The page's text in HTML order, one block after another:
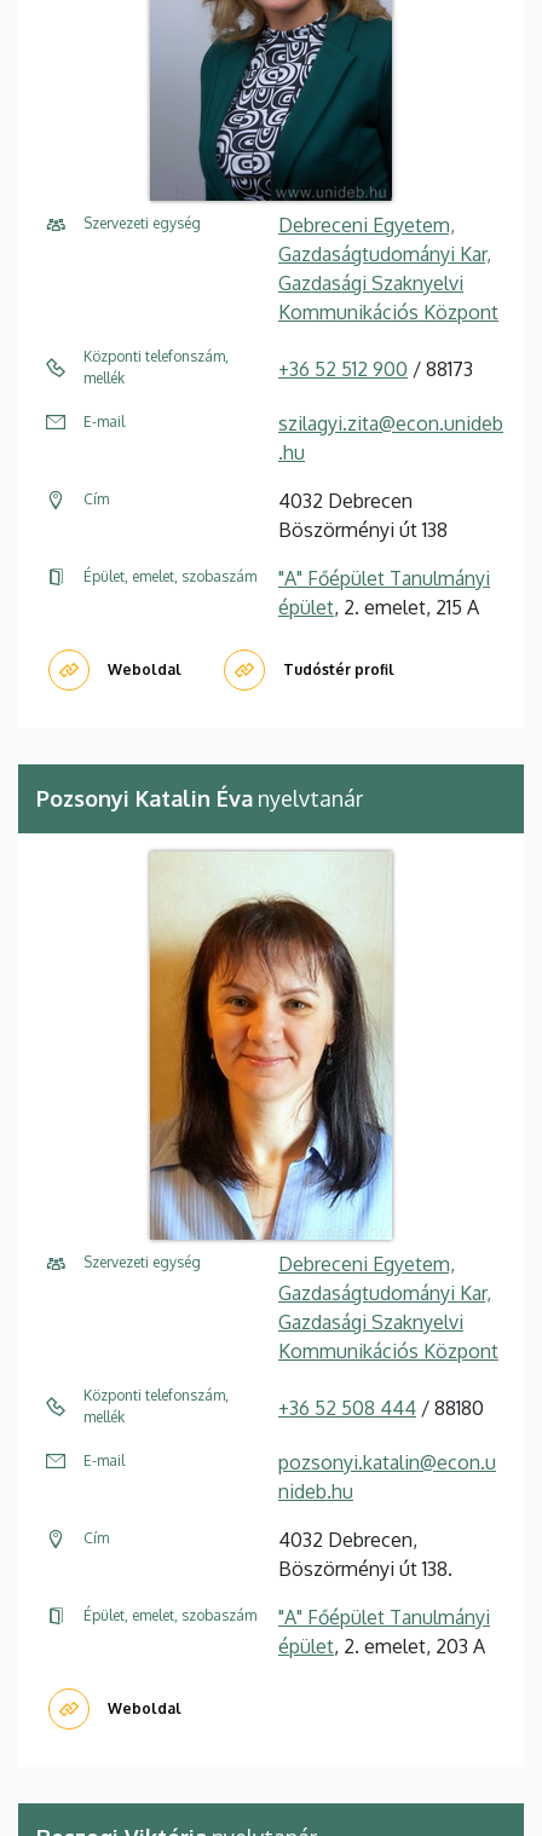
Szervezeti egység
Debreceni Egyetem,
Gazdaságtudományi Kar,
Gazdasági Szaknyelvi
Kommunikációs Központ
Központi telefonszám,
mellék
+36 52 512 900 / 88173
E-mail
szilagyi.zita@econ.unideb
.hu
Cím
4032 Debrecen
Böszörményi út 138
Épület, emelet, szobaszám
"A" Főépület Tanulmányi
épület, 2. emelet, 215 A
Weboldal Tudóstér profil
Pozsonyi Katalin Éva nyelvtanár
Szervezeti egység
Debreceni Egyetem,
Gazdaságtudományi Kar,
Gazdasági Szaknyelvi
Kommunikációs Központ
Központi telefonszám,
mellék
+36 52 508 444 / 88180
E-mail
pozsonyi.katalin@econ.u
nideb.hu
Cím
4032 Debrecen,
Böszörményi út 138.
Épület, emelet, szobaszám
"A" Főépület Tanulmányi
épület, 2. emelet, 203 A
Weboldal